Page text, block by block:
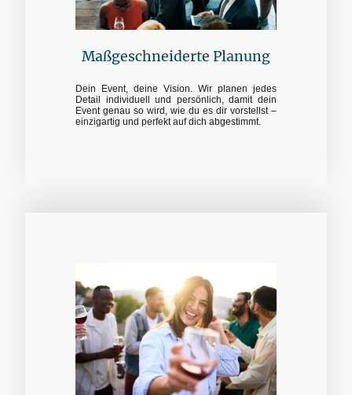
Maßgeschneiderte Planung
Dein Event, deine Vision. Wir planen jedes
Detail individuell und persönlich, damit dein
Event genau so wird, wie du es dir vorstellst –
einzigartig und perfekt auf dich abgestimmt.